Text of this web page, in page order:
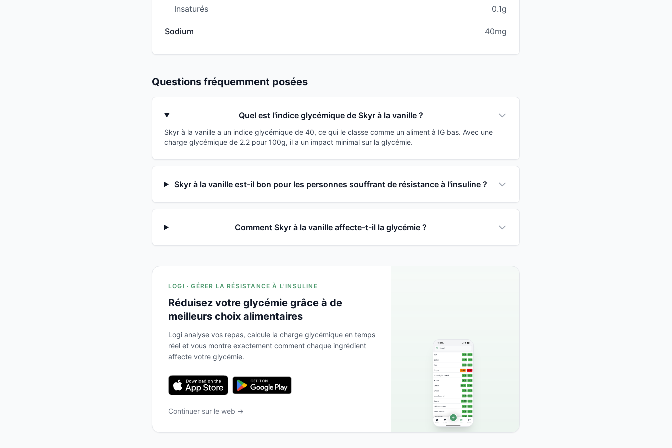
Insaturés 0.1g
Sodium 40mg
Questions fréquemment posées
Quel est l'indice glycémique de Skyr à la vanille ?
Skyr à la vanille a un indice glycémique de 40, ce qui le classe comme un aliment à IG bas. Avec une
charge glycémique de 2.2 pour 100g, il a un impact minimal sur la glycémie.
Skyr à la vanille est-il bon pour les personnes souffrant de résistance à l'insuline ?
Comment Skyr à la vanille affecte-t-il la glycémie ?
LOGI · GÉRER LA RÉSISTANCE À L'INSULINE
Réduisez votre glycémie grâce à de
meilleurs choix alimentaires
Logi analyse vos repas, calcule la charge glycémique en temps
réel et vous montre exactement comment chaque ingrédient
affecte votre glycémie.
Continuer sur le web →